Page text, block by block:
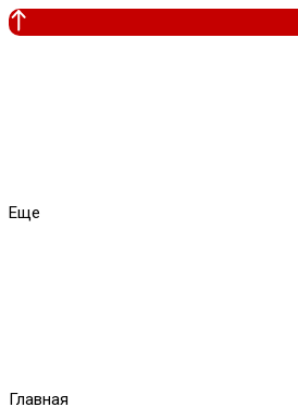
Еще
Главная